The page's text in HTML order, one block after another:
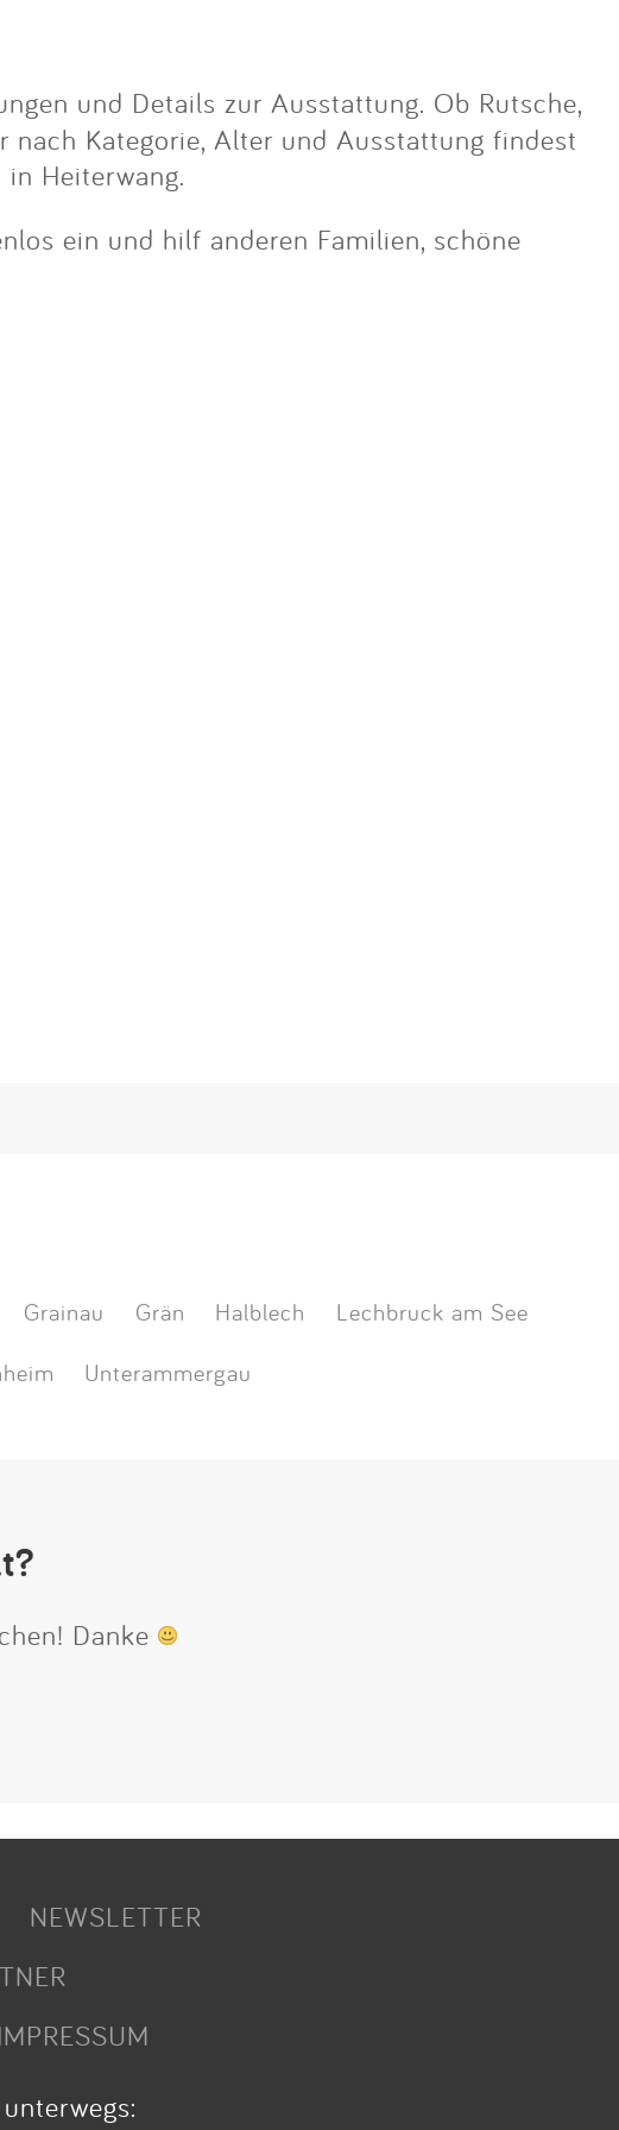
und Details zur Ausstattung. Ob Rutsche,
nach Kategorie, Alter und Ausstattung findest
Heiterwang.
ein und hilf anderen Familien, schöne
Grainau Grän Halblech
Lechbruck am See
Unterammergau
Danke
NEWSLETTER
IMPRESSUM